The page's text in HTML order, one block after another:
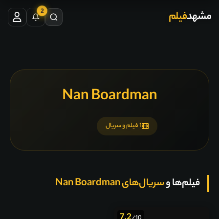
مشهدفیلم 2
Nan Boardman
1 فیلم و سریال
فیلم‌ها وسریال‌های Nan Boardman